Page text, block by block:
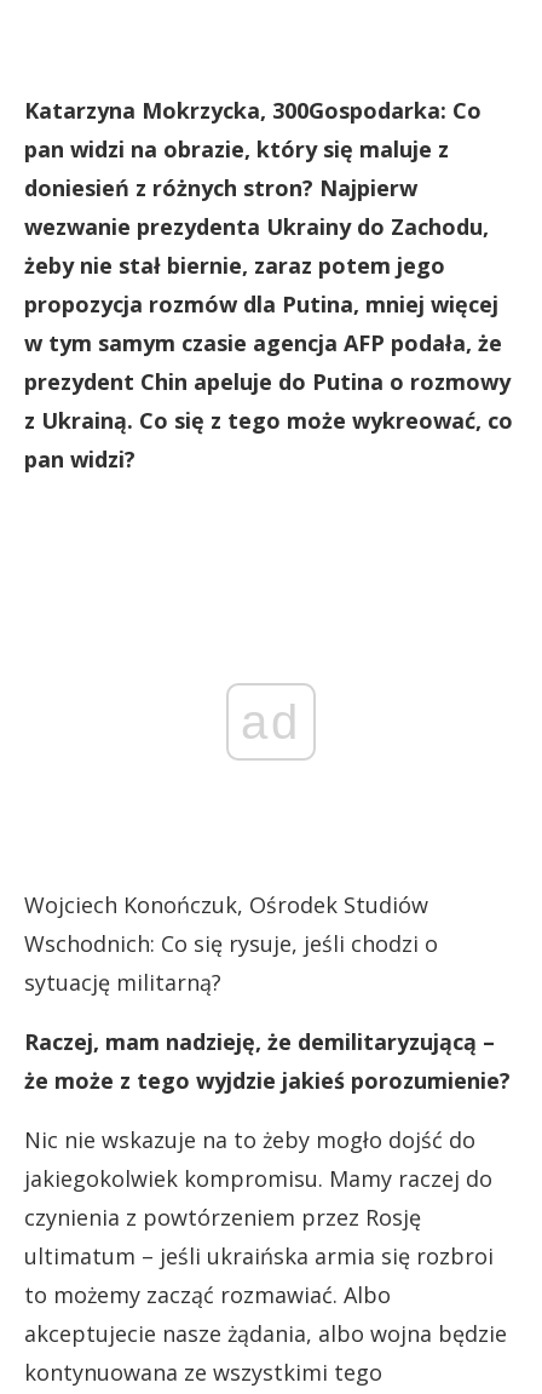
Katarzyna Mokrzycka, 300Gospodarka: Co
pan widzi na obrazie, który się maluje z
doniesień z różnych stron? Najpierw
wezwanie prezydenta Ukrainy do Zachodu,
żeby nie stał biernie, zaraz potem jego
propozycja rozmów dla Putina, mniej więcej
w tym samym czasie agencja AFP podała, że
prezydent Chin apeluje do Putina o rozmowy
z Ukrainą. Co się z tego może wykreować, co
pan widzi?
ad
Wojciech Konończuk, Ośrodek Studiów
Wschodnich: Co się rysuje, jeśli chodzi o
sytuację militarną?
Raczej, mam nadzieję, że demilitaryzującą –
że może z tego wyjdzie jakieś porozumienie?
Nic nie wskazuje na to żeby mogło dojść do
jakiegokolwiek kompromisu. Mamy raczej do
czynienia z powtórzeniem przez Rosję
ultimatum – jeśli ukraińska armia się rozbroi
to możemy zacząć rozmawiać. Albo
akceptujecie nasze żądania, albo wojna będzie
kontynuowana ze wszystkimi tego